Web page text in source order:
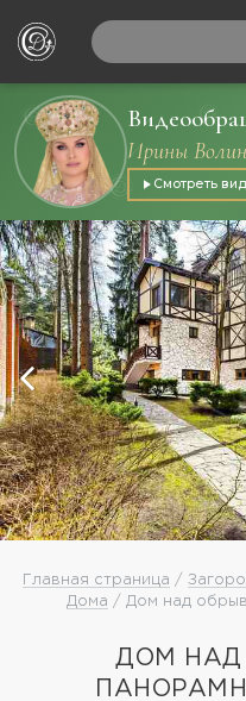
Ирины
Смотреть
Главная страница /
Дома / Дом над
ДОМ НАД